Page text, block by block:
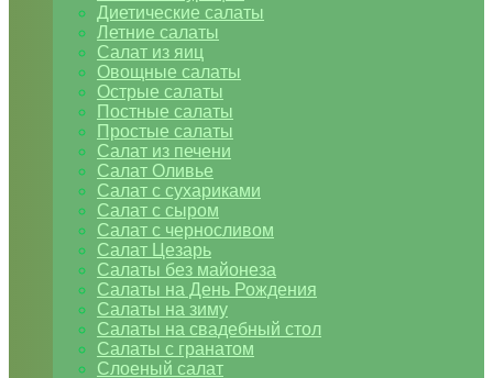
Диетические салаты
Летние салаты
Салат из яиц
Овощные салаты
Острые салаты
Постные салаты
Простые салаты
Салат из печени
Салат Оливье
Салат с сухариками
Салат с сыром
Салат с черносливом
Салат Цезарь
Салаты без майонеза
Салаты на День Рождения
Салаты на зиму
Салаты на свадебный стол
Салаты с гранатом
Слоеный салат